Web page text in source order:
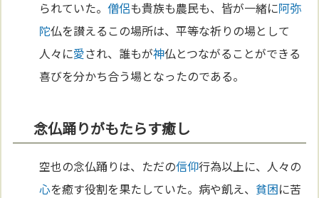
られていた。僧侶も貴族も農民も、皆が一緒に阿弥
陀仏を讃えるこの場所は、平等な祈りの場として
人々に愛され、誰もが神仏とつながることができる
喜びを分かち合う場となったのである。
念仏踊りがもたらす癒し
空也の念仏踊りは、ただの信仰行為以上に、人々の
心を癒す役割を果たしていた。病や飢え、 貧困に苦